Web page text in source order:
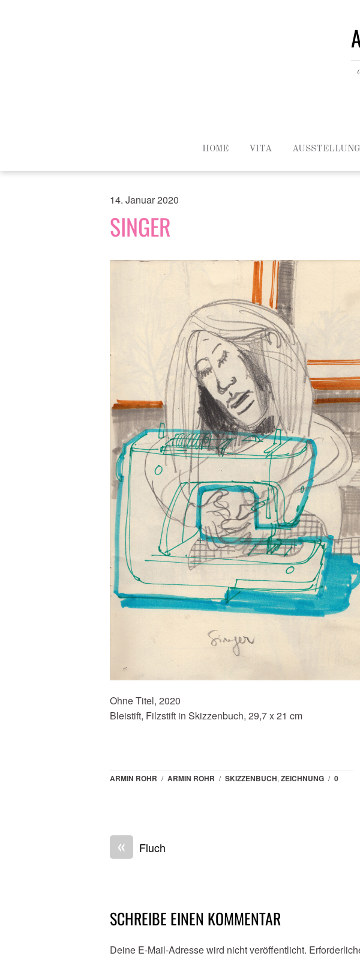
HOME VITA
14. Januar 2020
SINGER
Ohne Titel, 2020
Bleistift, Filzstift in Skizzenbuch, 29,7 x 21 cm
ARMIN ROHR / ARMIN ROHR / SKIZZENBUCH, ZEICHNUNG / 0
« Fluch
SCHREIBE EINEN KOMMENTAR
Deine E-Mail-Adresse wird nicht veröffentlicht.